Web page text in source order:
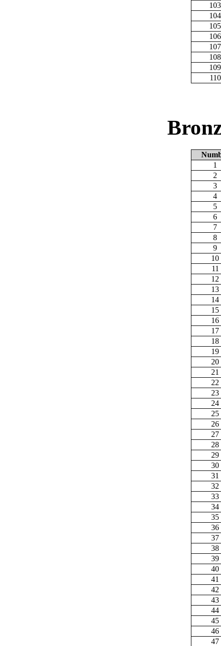
103
104
105
106
107
108
109
110
1
2
3
4
5
6
7
8
9
10
11
12
13
14
15
16
17
18
19
20
21
22
23
24
25
26
27
28
29
30
31
32
33
34
35
36
37
38
39
40
41
42
43
44
45
46
47